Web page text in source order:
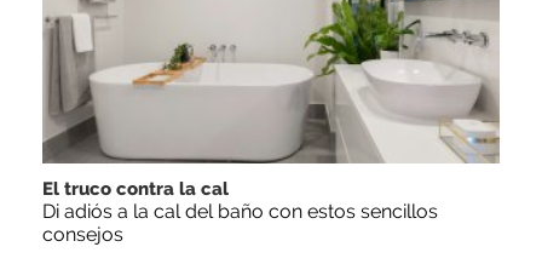
El truco contra la cal
Di adiós a la cal del baño con estos sencillos
consejos